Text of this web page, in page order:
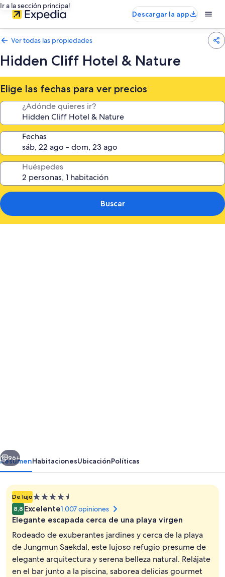
Ir a la sección principal
Descargar la app
Ver todas las propiedades
Hidden Cliff Hotel & Nature
Elige las fechas para ver precios
¿Adónde quieres ir?
Fechas
Huéspedes
Buscar
Nature
Una piscina al aire libre, sillones
Siguiente
96+
ResumenHabitacionesUbicaciónPolíticas
De lujoPropiedad
de
4.5
8,8 Excelente1.007 opiniones
Elegante escapada cerca de una playa virgen
Rodeado de exuberantes jardines y cerca de la playa
de Jungmun Saekdal, este lujoso refugio presume de
elegante arquitectura y serena belleza natural. Relájate
en el bar junto a la piscina, saborea delicias gourmet